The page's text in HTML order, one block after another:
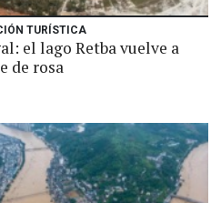
TURÍSTICA
el lago Retba vuelve a
de rosa